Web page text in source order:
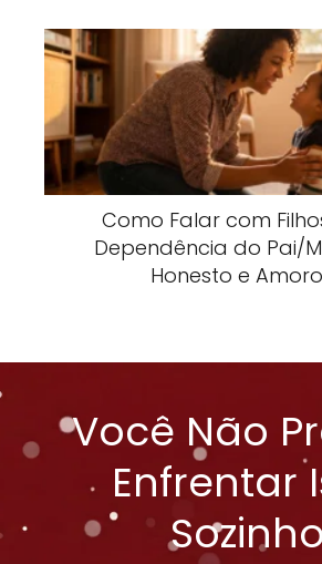
Como Falar com
Dependência do Pai/
Honesto e
Você Não
Enfrentar
Sozinho